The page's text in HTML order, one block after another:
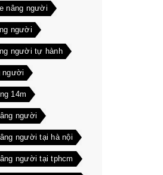
nâng người
người
người tự hành
người
14m
người
người tại hà nội
người tại tphcm